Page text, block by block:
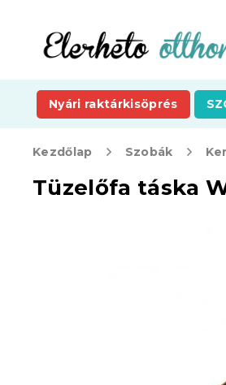
tartalomhoz
Nyári raktárkisöprés
Kezdőlap Szobák
Tüzelőfa táska